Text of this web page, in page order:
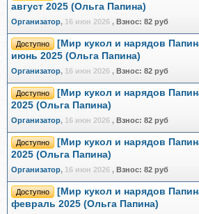
август 2025 (Ольга Папина)
Организатор, 16 июн 2026 , Взнос: 82 руб
Доступно
[Мир кукол и нарядов
июнь 2025 (Ольга Папина)
Организатор, 16 июн 2026 , Взнос: 82 руб
Доступно
[Мир кукол и нарядов
2025 (Ольга Папина)
Организатор, 16 июн 2026 , Взнос: 82 руб
Доступно
[Мир кукол и нарядов
2025 (Ольга Папина)
Организатор, 16 июн 2026 , Взнос: 82 руб
Доступно
[Мир кукол и нарядов
февраль 2025 (Ольга Папина)